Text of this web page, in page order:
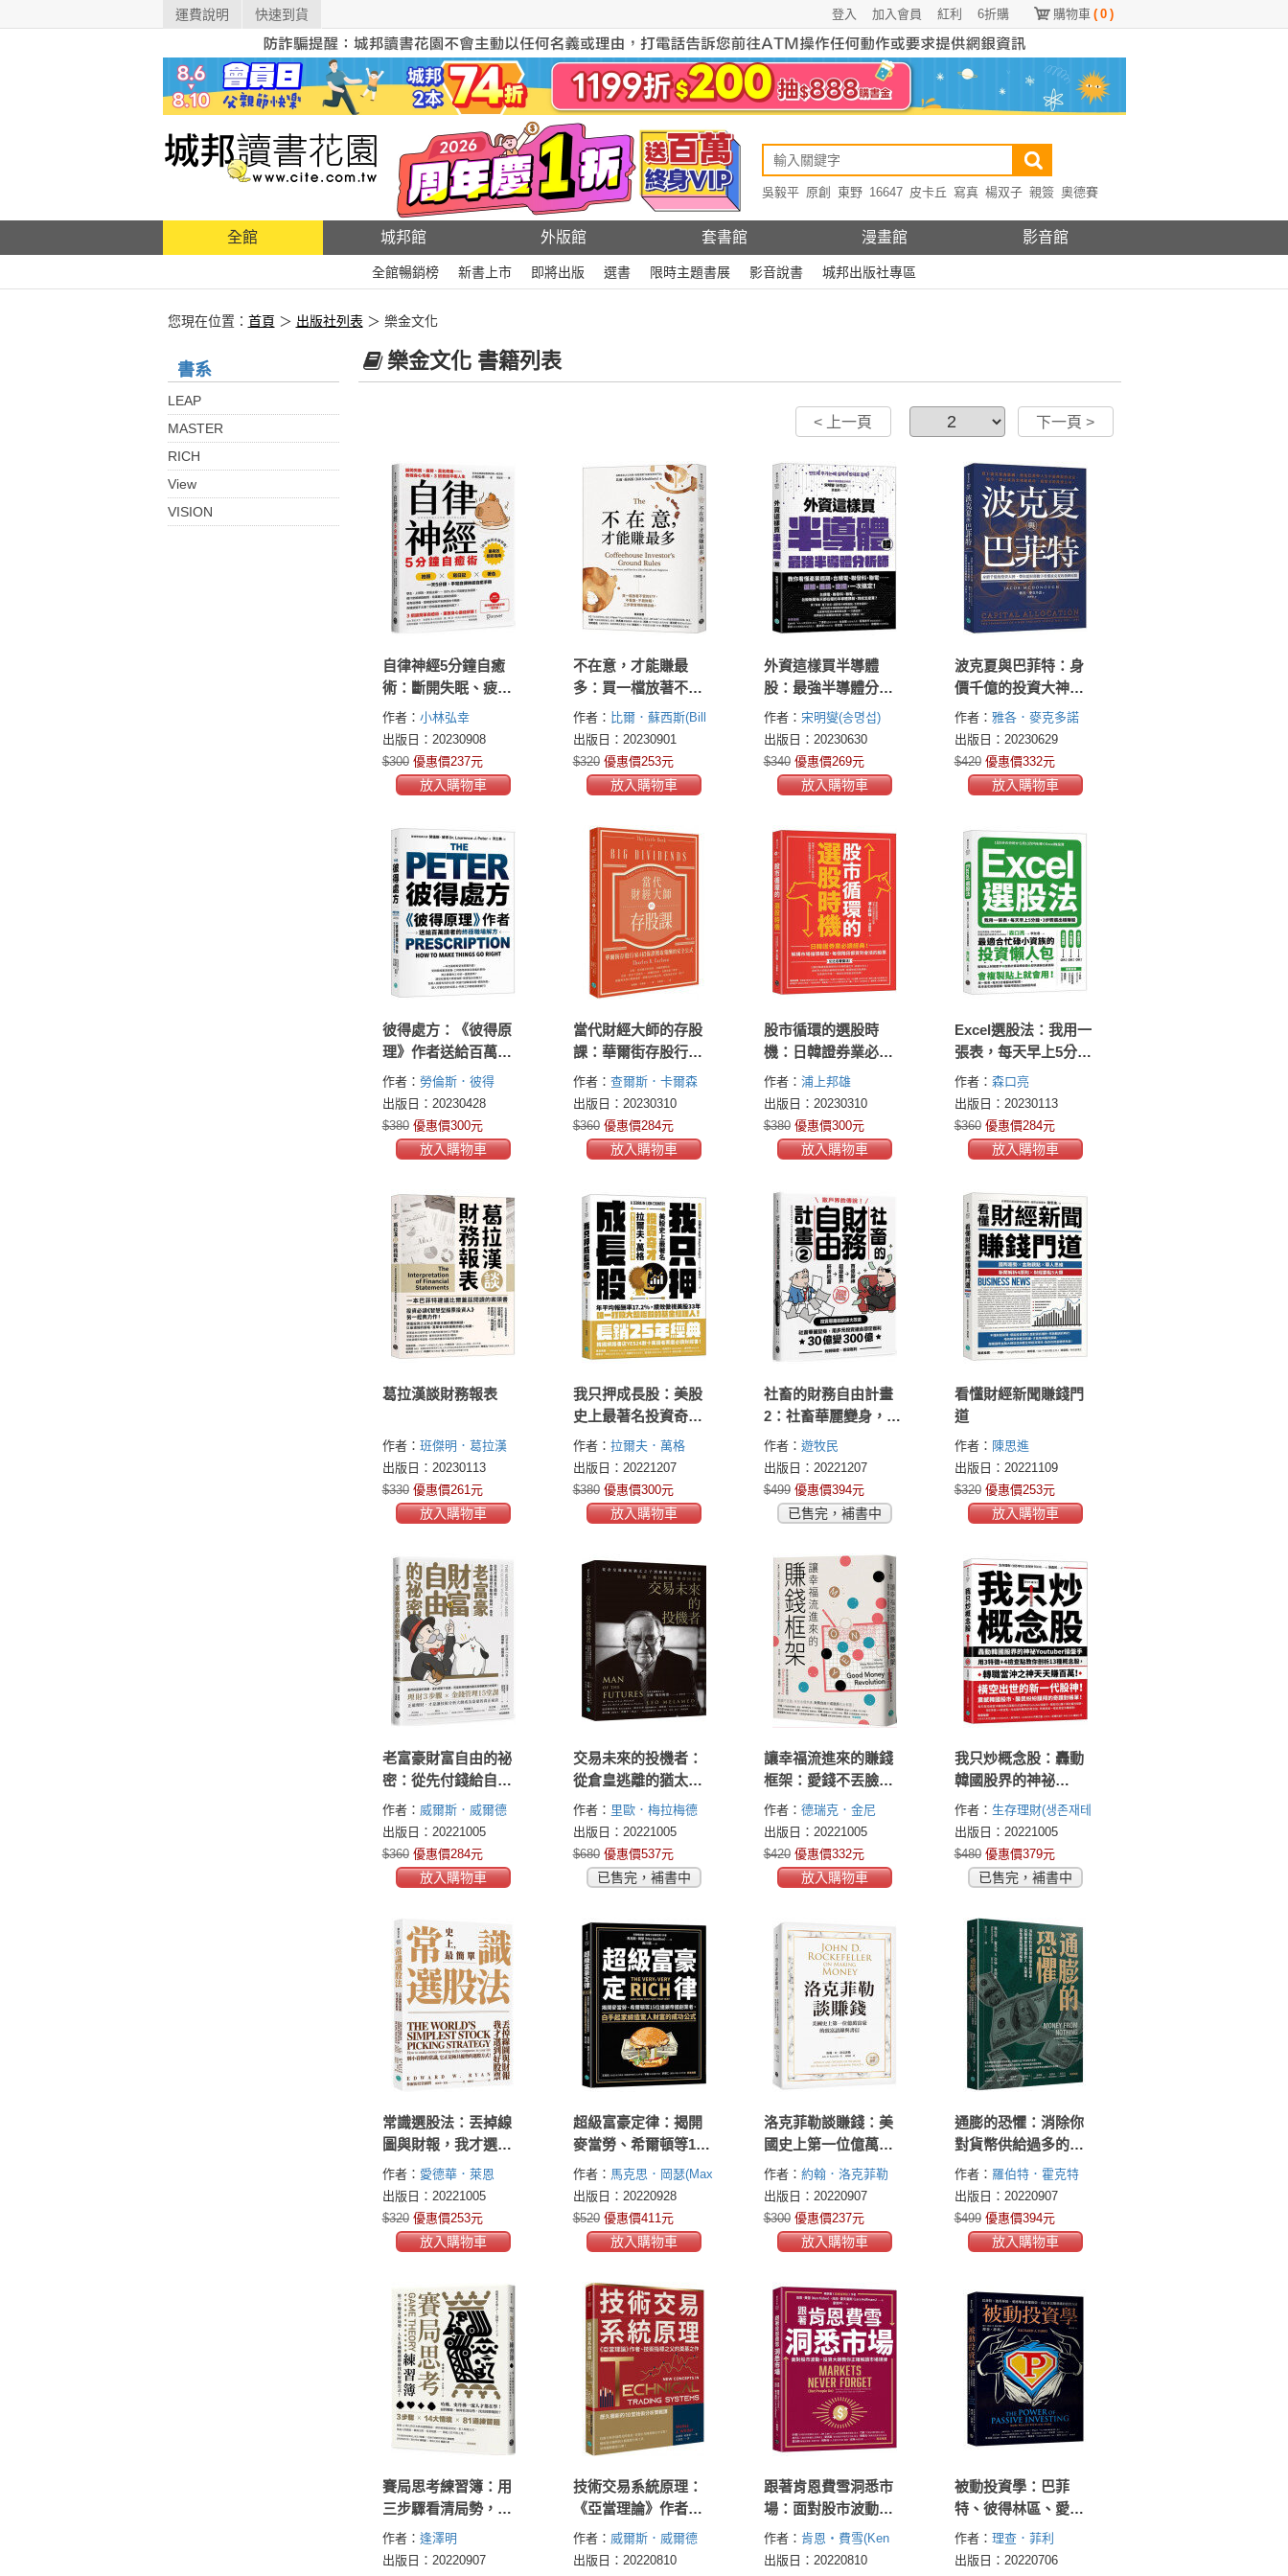
運費說明 快速到貨 購物車 ( 0 )
6折購
紅利
加入會員
登入
吳毅平 原創 東野 16647 皮卡丘 寫真 楊双子 親簽 奧德賽
全館 城邦館 外版館 套書館 漫畫館 影音館
全館暢銷榜 新書上市 即將出版 選書 限時主題書展 影音說書 城邦出版社專區
您現在位置： 首頁 ＞ 出版社列表 ＞ 樂金文化
書系
LEAP
MASTER
RICH
View
VISION
樂金文化 書籍列表
< 上一頁 下一頁 >
自律神經5分鐘自癒
術：斷開失眠、疲
勞、莫名疼痛……各
種身心毛病，3招養回
平衡人生
作者： 小林弘幸
出版日：20230908
$300 優惠價237元
放入購物車
不在意，才能賺最
多：買一檔放著不管
的ETF，不看盤、不看
財報，三步驟實現財
務自由
作者： 比爾．蘇西斯(Bill
Schultheis)
出版日：20230901
$320 優惠價253元
放入購物車
外資這樣買半導體
股：最強半導體分析
師教你看懂產業週
期，台積電、聯發
科、聯電……選股+進
場+出場，一次搞定！
作者： 宋明燮(송명섭)
出版日：20230630
$340 優惠價269元
放入購物車
波克夏與巴菲特：身
價千億的投資大神，
帶你從財務數字看懂
波克夏的發跡原點
作者： 雅各．麥克多諾
(Jacob McDonough)
出版日：20230629
$420 優惠價332元
放入購物車
彼得處方：《彼得原
理》作者送給百萬讀
者的終極職場解方
作者： 勞倫斯．彼得
(Lawrence Peter)
出版日：20230428
$380 優惠價300元
放入購物車
當代財經大師的存股
課：華爾街存股行家4
招保證獲取報酬的安
全公式
作者： 查爾斯．卡爾森
(Charles B. Carlson)
出版日：20230310
$360 優惠價284元
放入購物車
股市循環的選股時
機：日韓證券業必讀
經典！解構市場循環
模型，每個階段都買
到會漲的股票
作者： 浦上邦雄
出版日：20230310
$380 優惠價300元
放入購物車
Excel選股法：我用一
張表，每天早上5分
鐘，3步驟選出穩賺股
作者： 森口亮
出版日：20230113
$360 優惠價284元
放入購物車
葛拉漢談財務報表
作者： 班傑明．葛拉漢
(Benjamin Graham)
瑟．梅瑞迪斯(Spencer B.
Meredith)
出版日：20230113
$330 優惠價261元
放入購物車
我只押成長股：美股
史上最著名投資奇才
拉爾夫．萬格用5原則
打造超越大盤報酬率
作者： 拉爾夫．萬格
(Ralph Wanger)
出版日：20221207
$380 優惠價300元
放入購物車
社畜的財務自由計畫
2：社畜華麗變身，用
多元投資組合穩定獲
利，30億變300億【隨
書附2023年趨勢探討
與投資規劃】
作者： 遊牧民
出版日：20221207
$499 優惠價394元
已售完，補書中
看懂財經新聞賺錢門
道
作者： 陳思進
出版日：20221109
$320 優惠價253元
放入購物車
老富豪財富自由的祕
密：從先付錢給自己
開始，他靠3個理財步
驟吸引錢財一直來
作者： 威爾斯．威爾德
(Welles J. Wilder)
出版日：20221005
$360 優惠價284元
放入購物車
交易未來的投機者：
從倉皇逃離的猶太之
子，到撼動世界的期
貨教父，里歐．梅拉
梅德的傳奇回憶錄
作者： 里歐．梅拉梅德
(Leo Melamed)
出版日：20221005
$680 優惠價537元
已售完，補書中
讓幸福流進來的賺錢
框架：愛錢不丟臉，
告別金錢焦慮，財務
自由和成就感我全都
要！
作者： 德瑞克．金尼
(Derrick Kinney)
出版日：20221005
$420 優惠價332元
放入購物車
我只炒概念股：轟動
韓國股界的神祕
Youtuber操盤手，用3
特徵+4檢查點教你剖
析13種概念股，轉職
當沖之神天天賺百
萬！
作者： 生存理財(생존재테
크 生存財 TECH)
出版日：20221005
$480 優惠價379元
已售完，補書中
常識選股法：丟掉線
圖與財報，我才選到
好股票
作者： 愛德華．萊恩
(Edward W. Ryan)
出版日：20221005
$320 優惠價253元
放入購物車
超級富豪定律：揭開
麥當勞、希爾頓等15
位連鎖帝國創業者，
白手起家締造驚人財
富的成功公式
作者： 馬克思．岡瑟(Max
Gunther)
出版日：20220928
$520 優惠價411元
放入購物車
洛克菲勒談賺錢：美
國史上第一位億萬富
豪的致富語錄與書信
【中英對照】
作者： 約翰．洛克菲勒
(John D. Rockefeller /
John Davison Rockefeller
Sr.)
出版日：20220907
$300 優惠價237元
放入購物車
通膨的恐懼：消除你
對貨幣供給過多的疑
慮，從聯準會政策看
收入、失業率、惡性
通膨問題的解答
作者： 羅伯特．霍克特
(Robert Hockett)亞倫．詹
姆斯(Aaron James)
出版日：20220907
$499 優惠價394元
放入購物車
賽局思考練習簿：用
三步驟看清局勢，人
生各種難題都能找出
解題公式！
作者： 逢澤明
出版日：20220907
技術交易系統原理：
《亞當理論》作者、
技術指標之父的奠基
之作
作者： 威爾斯．威爾德
(Welles J. Wilder)
出版日：20220810
跟著肯恩費雪洞悉市
場：面對股市波動，
投資大師教你正確解
讀市場規律
作者： 肯恩・費雪(Ken
Fisher) 菈菈．霍夫曼斯
出版日：20220810
被動投資學：巴菲
特、彼得林區、愛德
華索普都推崇，真正
可以賺到錢的投資方
作者： 理查．菲利
(Richard A. Ferri)
出版日：20220706